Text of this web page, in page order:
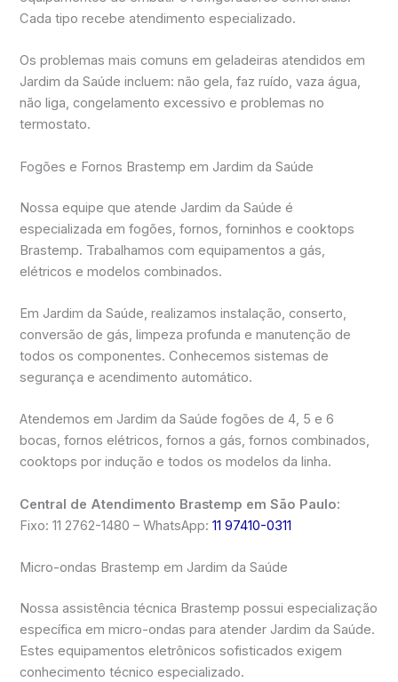
Cada tipo recebe atendimento especializado.
Os problemas mais comuns em geladeiras atendidos em
Jardim da Saúde incluem: não gela, faz ruído, vaza água,
não liga, congelamento excessivo e problemas no
termostato.
Fogões e Fornos Brastemp em Jardim da Saúde
Nossa equipe que atende Jardim da Saúde é
especializada em fogões, fornos, forninhos e cooktops
Brastemp. Trabalhamos com equipamentos a gás,
elétricos e modelos combinados.
Em Jardim da Saúde, realizamos instalação, conserto,
conversão de gás, limpeza profunda e manutenção de
todos os componentes. Conhecemos sistemas de
segurança e acendimento automático.
Atendemos em Jardim da Saúde fogões de 4, 5 e 6
bocas, fornos elétricos, fornos a gás, fornos combinados,
cooktops por indução e todos os modelos da linha.
Central de Atendimento Brastemp em São Paulo:
Fixo: 11 2762-1480 – WhatsApp:11 97410-0311
Micro-ondas Brastemp em Jardim da Saúde
Nossa assistência técnica Brastemp possui especialização
específica em micro-ondas para atender Jardim da Saúde.
Estes equipamentos eletrônicos sofisticados exigem
conhecimento técnico especializado.